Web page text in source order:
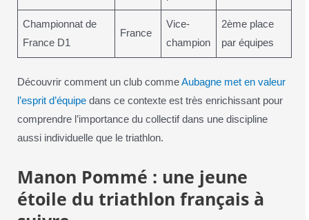
Championnat de
France D1
France
Vice-
champion
2ème place
par équipes
Découvrir comment un club commeAubagne met en valeur
l’esprit d’équipedans ce contexte est très enrichissant pour
comprendre l’importance du collectif dans une discipline
aussi individuelle que le triathlon.
Manon Pommé : une jeune
étoile du triathlon français à